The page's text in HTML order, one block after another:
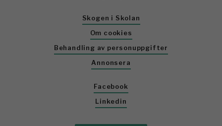
Skogen i Skolan
Om cookies
Behandling av personuppgifter
Annonsera
Facebook
Linkedin